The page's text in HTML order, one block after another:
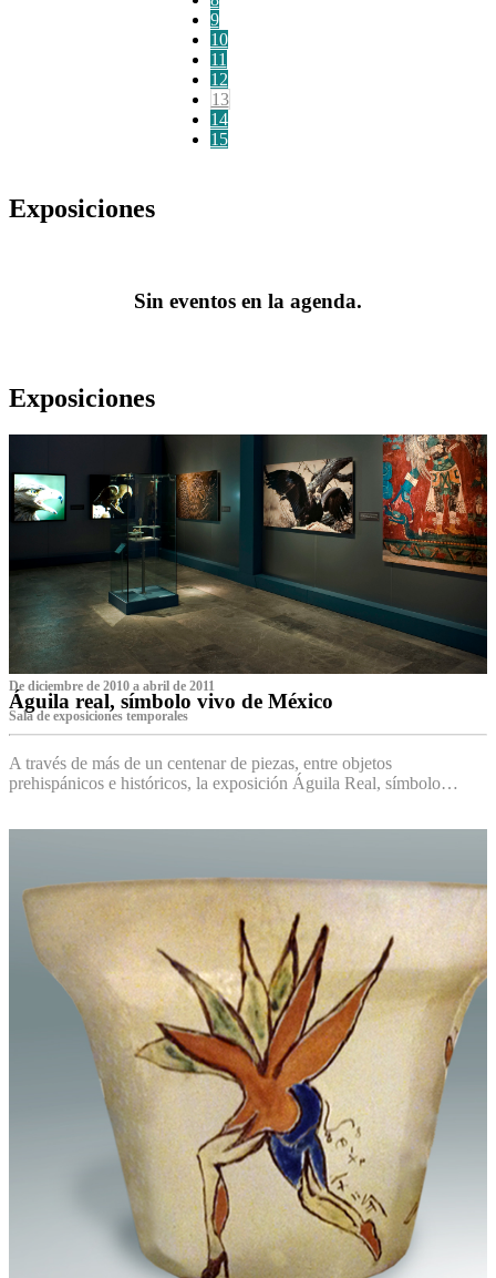
9
10
11
12
13
14
15
Exposiciones
Sin eventos en la agenda.
Exposiciones
De diciembre de 2010 a abril de 2011
Águila real, símbolo vivo de México
Sala de exposiciones temporales
A través de más de un centenar de piezas, entre objetos
prehispánicos e históricos, la exposición Águila Real, símbolo…